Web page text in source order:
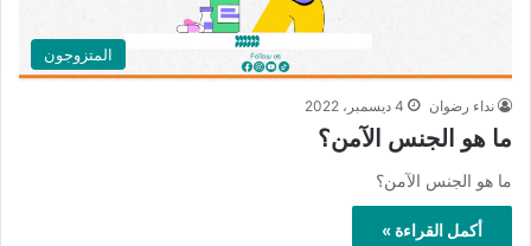
المتزوجون
نداء رضوان 4 ديسمبر، 2022
ما هو الجنس الآمن؟
ما هو الجنس الآمن؟
أكمل القراءة »